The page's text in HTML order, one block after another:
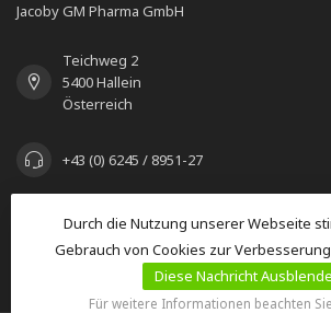
Jacoby GM Pharma GmbH
Teichweg 2
5400 Hallein
Österreich
+43 (0) 6245 / 8951-27
seec@jacoby.at
Durch die Nutzung unserer Webseite
Gebrauch von Cookies zur
Diese Nachricht
Für weitere Informationen beachten